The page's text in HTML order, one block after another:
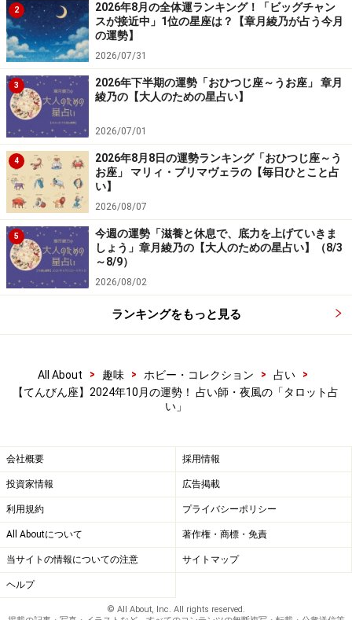
2
2026年8月の全体運ランキング！「ビッグチャン
スが接近中」1位の星座は？【章月綾乃が占う今月
の運勢】
2026/07/31
3
2026年下半期の運勢「おひつじ座～うお座」 章月
綾乃の【大人のための星占い】
2026/07/01
4
2026年8月8日の運勢ランキング「おひつじ座～う
お座」 マリィ・プリマヴェラの【毎日ひとこと占
い】
2026/08/07
5
今週の運勢「滋養と休息で、底力を上げていきま
しょう」章月綾乃の【大人のための星占い】（8/3
～8/9）
2026/08/02
ランキングをもっと見る
All About > 趣味 > ホビー・コレクション > 占い
>
【てんびん座】2024年10月の運勢！ 占い師・夜風の「タロット占
い」
会社概要 採用情報
投資家情報 広告掲載
利用規約 プライバシーポリシー
All Aboutについて 著作権・商標・免責
当サイトの情報についての注意 サイトマップ
ヘルプ
© All About, Inc. All rights reserved.